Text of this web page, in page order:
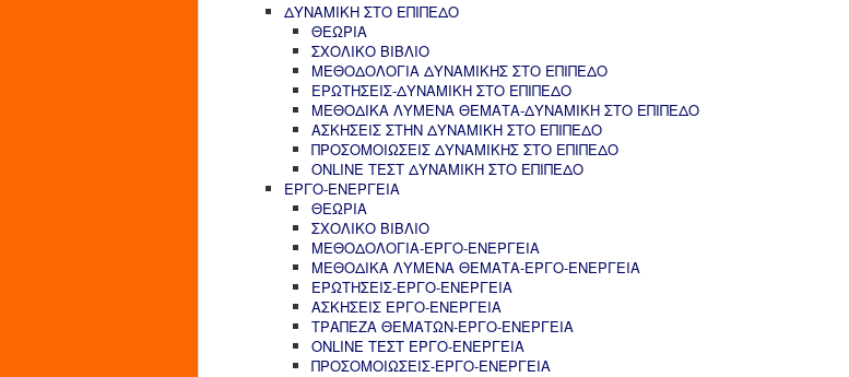
ΔΥΝΑΜΙΚΗ ΣΤΟ ΕΠΙΠΕΔΟ
ΘΕΩΡΙΑ
ΣΧΟΛΙΚΟ ΒΙΒΛΙΟ
ΜΕΘΟΔΟΛΟΓΙΑ ΔΥΝΑΜΙΚΗΣ ΣΤΟ ΕΠΙΠΕΔΟ
ΕΡΩΤΗΣΕΙΣ-ΔΥΝΑΜΙΚΗ ΣΤΟ ΕΠΙΠΕΔΟ
ΜΕΘΟΔΙΚΑ ΛΥΜΕΝΑ ΘΕΜΑΤΑ-ΔΥΝΑΜΙΚΗ ΣΤΟ ΕΠΙΠΕΔΟ
ΑΣΚΗΣΕΙΣ ΣΤΗΝ ΔΥΝΑΜΙΚΗ ΣΤΟ ΕΠΙΠΕΔΟ
ΠΡΟΣΟΜΟΙΩΣΕΙΣ ΔΥΝΑΜΙΚΗΣ ΣΤΟ ΕΠΙΠΕΔΟ
ONLINE ΤΕΣΤ ΔΥΝΑΜΙΚΗ ΣΤΟ ΕΠΙΠΕΔΟ
ΕΡΓΟ-ΕΝΕΡΓΕΙΑ
ΘΕΩΡΙΑ
ΣΧΟΛΙΚΟ ΒΙΒΛΙΟ
ΜΕΘΟΔΟΛΟΓΙΑ-ΕΡΓΟ-ΕΝΕΡΓΕΙΑ
ΜΕΘΟΔΙΚΑ ΛΥΜΕΝΑ ΘΕΜΑΤΑ-ΕΡΓΟ-ΕΝΕΡΓΕΙΑ
ΕΡΩΤΗΣΕΙΣ-ΕΡΓΟ-ΕΝΕΡΓΕΙΑ
ΑΣΚΗΣΕΙΣ ΕΡΓΟ-ΕΝΕΡΓΕΙΑ
ΤΡΑΠΕΖΑ ΘΕΜΑΤΩΝ-ΕΡΓΟ-ΕΝΕΡΓΕΙΑ
ONLINE ΤΕΣΤ ΕΡΓΟ-ΕΝΕΡΓΕΙΑ
ΠΡΟΣΟΜΟΙΩΣΕΙΣ-ΕΡΓΟ-ΕΝΕΡΓΕΙΑ